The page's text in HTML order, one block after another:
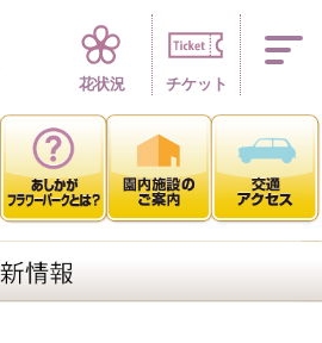
四季折々 花の
花状況 チケット